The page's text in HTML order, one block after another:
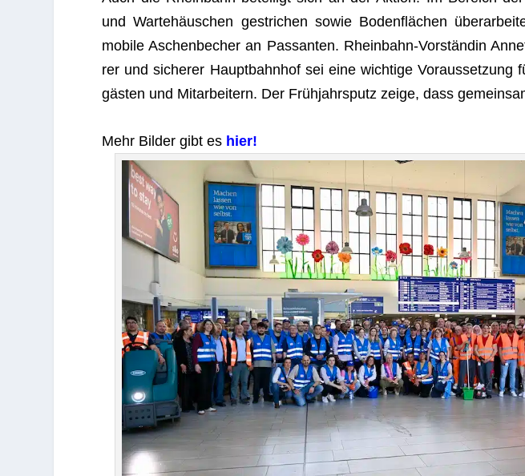
und War­te­häus­chen gestri­chen sowie Boden­flä­chen
mobile Aschen­be­cher an Pas­san­ten. Rhein­bahn-Vor­stän­din
rer und siche­rer Haupt­bahn­hof sei eine wich­tige Vor­aus­set­zung
gäs­ten und Mit­ar­bei­tern. Der Früh­jahrs­putz zeige, dass
Mehr Bil­der gibt es hier!